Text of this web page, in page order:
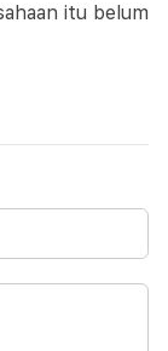
itu belum